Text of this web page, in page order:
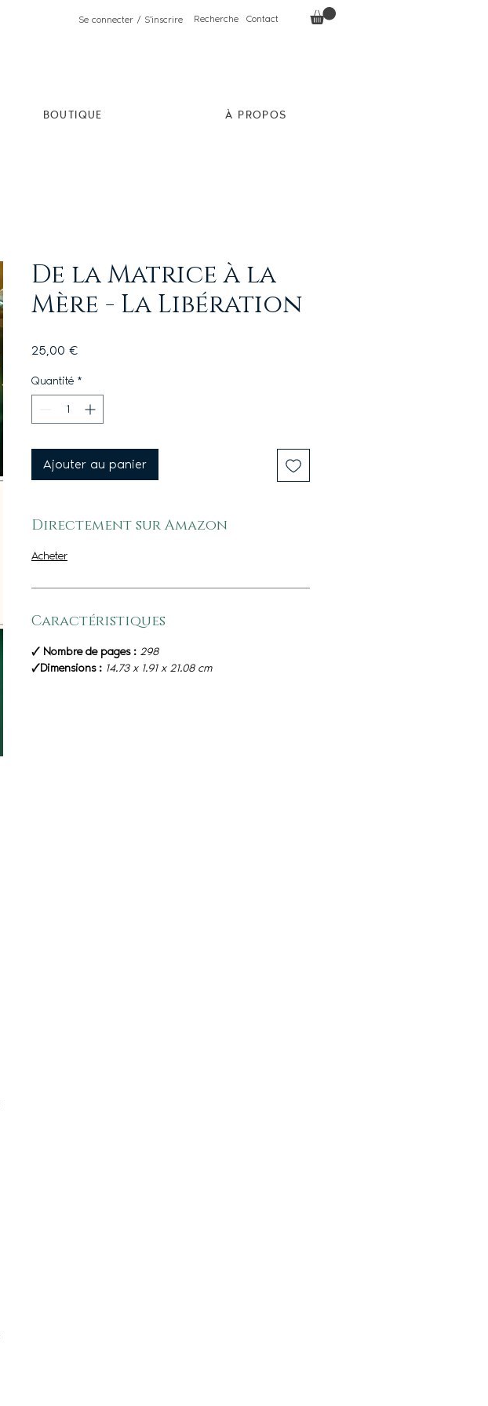
Se connecter / S'inscrire Recherche Contact
BOUTIQUE À PROPOS
De la Matrice à la
Mère - La Libération
25,00 €Prix
Quantité *
Ajouter au panier
Directement sur Amazon
Acheter
Caractéristiques
🗸 Nombre de pages : 298
🗸Dimensions : 14.73 x 1.91 x 21.08 cm